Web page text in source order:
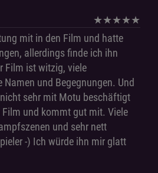
★★★★★
mit in den Film und hatte
allerdings finde ich ihn
Film ist witzig, viele
und Begegnungen. Und
sehr mit Motu beschäftigt
und kommt gut mit. Viele
und sehr nett
-) Ich würde ihn mir glatt